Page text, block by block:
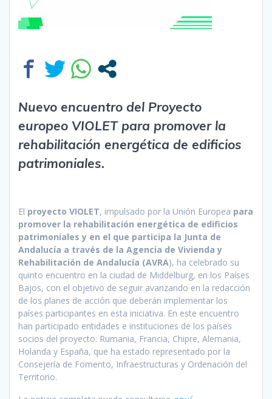
Nuevo encuentro del Proyecto
europeo VIOLET para promover la
rehabilitación energética de edificios
patrimoniales.
El proyecto VIOLET, impulsado por la Unión Europea para
promover la rehabilitación energética de edificios
patrimoniales y en el que participa la Junta de
Andalucía a través de la Agencia de Vivienda y
Rehabilitación de Andalucía (AVRA), ha celebrado su
quinto encuentro en la ciudad de Middelburg, en los Países
Bajos, con el objetivo de seguir avanzando en la redacción
de los planes de acción que deberán implementar los
países participantes en esta iniciativa. En este encuentro
han participado entidades e instituciones de los países
socios del proyecto: Rumania, Francia, Chipre, Alemania,
Holanda y España, que ha estado representado por la
Consejería de Fomento, Infraestructuras y Ordenación del
Territorio.